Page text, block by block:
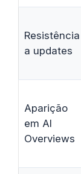
Resistência
a updates
Aparição
em AI
Overviews